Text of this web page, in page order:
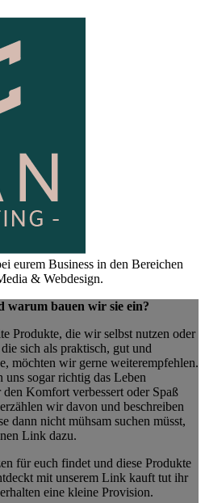
eurem Business in den Bereichen
& Webdesign.
warum bauen wir sie ein?
Produkte, die wir selbst nutzen oder
sich als praktisch, gut und
möchten wir gerne weiterempfehlen.
uns sogar richtig das Leben
Komfort verbessert oder Spaß
wir davon und beschreiben
dann nicht mühsam suchen müsst,
Link dazu.
für euch findet und diese Produkte
mit unserem Link kauft tut ihr
eine kleine Provision.